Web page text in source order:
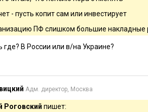
соотношение пенсий и ПМП.
- пусть копит сам или инвестирует
ПФ слишком большие накладные
где? В России или в/на Украине?
Адм. директор, Москва
Роговский пишет: